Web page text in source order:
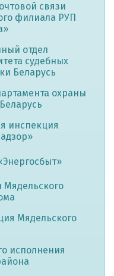
связи
филиала РУП
отдел
судебных
Беларусь
охраны
инспекция
Мядельского
Мядельского
исполнения